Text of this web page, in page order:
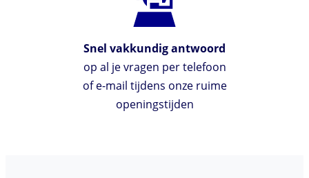
Snel vakkundig antwoord
op al je vragen per telefoon
of e-mail tijdens onze ruime
openingstijden